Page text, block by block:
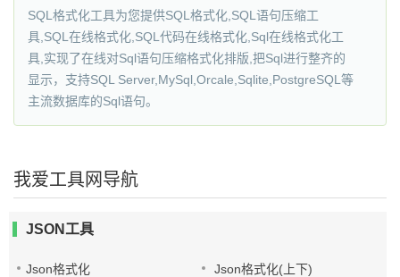
SQL格式化工具为您提供SQL格式化,SQL语句压缩工
具,SQL在线格式化,SQL代码在线格式化,Sql在线格式化工
具,实现了在线对Sql语句压缩格式化排版,把Sql进行整齐的
显示，支持SQL Server,MySql,Orcale,Sqlite,PostgreSQL等
主流数据库的Sql语句。
我爱工具网导航
JSON工具
Json格式化 Json格式化(上下)